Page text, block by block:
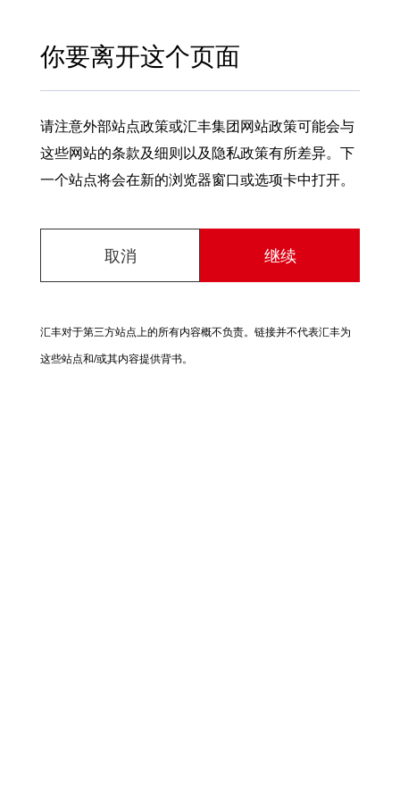
你要离开这个页面
请注意外部站点政策或汇丰集团网站政策可能会与
这些网站的条款及细则以及隐私政策有所差异。下
一个站点将会在新的浏览器窗口或选项卡中打开。
取消 继续
汇丰对于第三方站点上的所有内容概不负责。链接并不代表汇丰为
这些站点和/或其内容提供背书。